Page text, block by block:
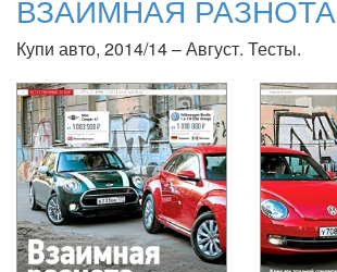
ВЗАИМНАЯ РАЗНОТА
Купи авто, 2014/14 – Август. Тесты.